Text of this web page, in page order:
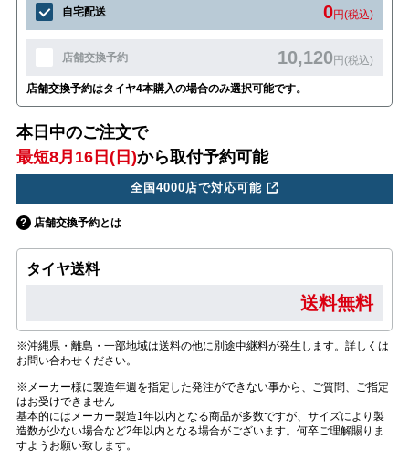
自宅配送 0円(税込)
店舗交換予約 10,120円(税込)
店舗交換予約はタイヤ4本購入の場合のみ選択可能です。
本日中のご注文で
最短8月16日(日)から取付予約可能
全国4000店で対応可能
店舗交換予約とは
タイヤ送料
送料無料
※沖縄県・離島・一部地域は送料の他に別途中継料が発生します。詳しくは
お問い合わせください。
※メーカー様に製造年週を指定した発注ができない事から、ご質問、ご指定
はお受けできません
基本的にはメーカー製造1年以内となる商品が多数ですが、サイズにより製
造数が少ない場合など2年以内となる場合がございます。何卒ご理解賜りま
すようお願い致します。